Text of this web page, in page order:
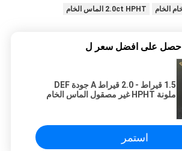
2.0ct HPHT الماس الخام
احصل على افضل سعر ل
1.5 قيراط - 2.0 قيراط A جودة DEF
ملونة HPHT غير مصقول الماس الخام
استمر